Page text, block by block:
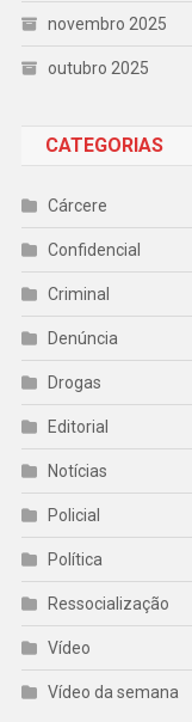
novembro 2025
outubro 2025
CATEGORIAS
Cárcere
Confidencial
Criminal
Denúncia
Drogas
Editorial
Notícias
Policial
Política
Ressocialização
Vídeo
Vídeo da semana